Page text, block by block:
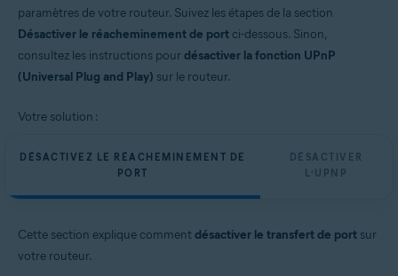
paramètres de votre routeur. Suivez les étapes de la section
Désactiver le réacheminement de port ci-dessous. Sinon,
consultez les instructions pourdésactiver la fonction UPnP
(Universal Plug and Play) sur le routeur.
Votre solution :
DÉSACTIVEZ LE RÉACHEMINEMENT DE
PORT
DÉSACTIVER
L’UPNP
Cette section explique commentdésactiver le transfert de port sur
votre routeur.